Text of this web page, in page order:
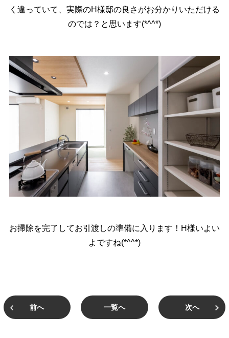
く違っていて、実際のH様邸の良さがお分かりいただける
のでは？と思います(*^^*)
お掃除を完了してお引渡しの準備に入ります！H様いよい
よですね(*^^*)
前へ 一覧へ 次へ